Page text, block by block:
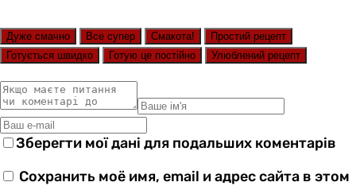
Дуже смачно Все супер Смакота!
Простий рецепт
Готується швидко
Готую це постійно Улюблений рецепт
Зберегти мої дані для подальших коментарів
Сохранить моё имя, email и адрес сайта в этом